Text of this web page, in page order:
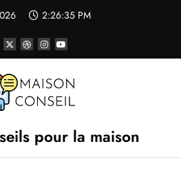
2:26:35 PM
pour la maison